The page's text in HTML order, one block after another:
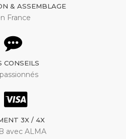
& ASSEMBLAGE
France
CONSEILS
3X / 4X
avec ALMA